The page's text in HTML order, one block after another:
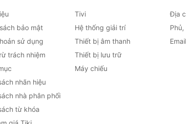
bảo mật
sử dụng
trách nhiệm
nhãn hiệu
nhà phân phối
từ khóa
Tivi
Hệ thống giải trí
Thiết bị âm thanh
Thiết bị lưu trữ
Máy chiếu
Địa